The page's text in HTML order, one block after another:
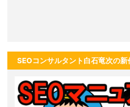
SEOコンサルタント白石竜次の新